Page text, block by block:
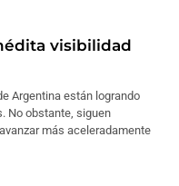
visibilidad
Argentina están logrando
No obstante, siguen
más aceleradamente